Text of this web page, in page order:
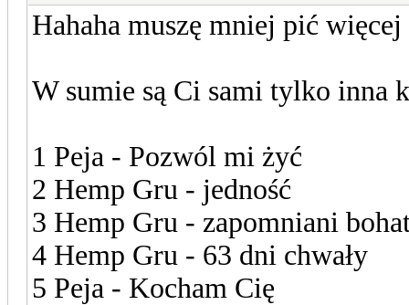
Hahaha muszę mniej pić
W sumie są Ci sami tylko inna
1 Peja - Pozwól mi żyć
2 Hemp Gru - jedność
3 Hemp Gru - zapomniani
4 Hemp Gru - 63 dni chwały
5 Peja - Kocham Cię